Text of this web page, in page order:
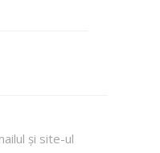
și site-ul